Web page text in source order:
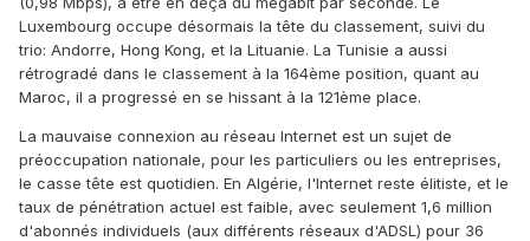
Luxembourg occupe désormais la tête du classement, suivi du
trio: Andorre, Hong Kong, et la Lituanie. La Tunisie a aussi
rétrogradé dans le classement à la 164ème position, quant au
Maroc, il a progressé en se hissant à la 121ème place.
La mauvaise connexion au réseau Internet est un sujet de
préoccupation nationale, pour les particuliers ou les entreprises,
le casse tête est quotidien. En Algérie, l'Internet reste élitiste, et le
taux de pénétration actuel est faible, avec seulement 1,6 million
d'abonnés individuels (aux différents réseaux d'ADSL) pour 36